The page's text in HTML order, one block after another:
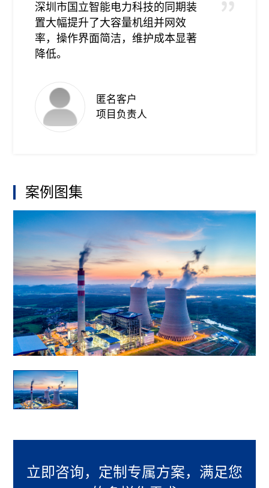
深圳市国立智能电力科技的同期装
置大幅提升了大容量机组并网效
率，操作界面简洁，维护成本显著
降低。
匿名客户
项目负责人
案例图集
立即咨询，定制专属方案，满足您